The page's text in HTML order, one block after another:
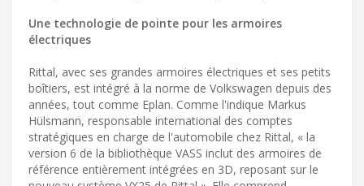
Une technologie de pointe pour les armoires
électriques
Rittal, avec ses grandes armoires électriques et ses petits
boîtiers, est intégré à la norme de Volkswagen depuis des
années, tout comme Eplan. Comme l'indique Markus
Hülsmann, responsable international des comptes
stratégiques en charge de l'automobile chez Rittal, « la
version 6 de la bibliothèque VASS inclut des armoires de
référence entièrement intégrées en 3D, reposant sur le